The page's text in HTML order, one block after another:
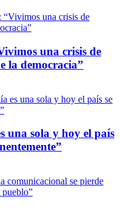
una crisis de
la democracia”
una sola y hoy el país